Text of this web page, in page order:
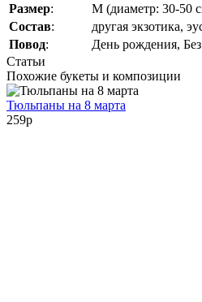
Размер:
M (диаметр: 30-50
Состав:
другая экзотика,
Повод:
День рождения,
Статьи
Похожие букеты и композиции
Тюльпаны на 8 марта
259p